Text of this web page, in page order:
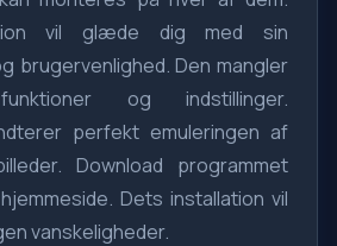
vil glæde dig med sin
brugervenlighed. Den mangler
og indstillinger.
perfekt emuleringen af
Download programmet
Dets installation vil
vanskeligheder.